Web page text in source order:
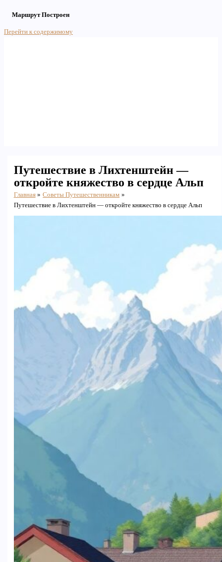
Маршрут Построен
Перейти к содержимому
Путешествие в Лихтенштейн —
откройте княжество в сердце Альп
Главная
Советы Путешественникам
Путешествие в Лихтенштейн — откройте княжество в сердце Альп